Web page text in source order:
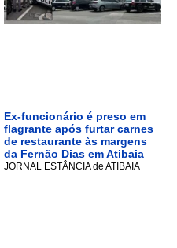
Ex-funcionário é preso em
flagrante após furtar carnes
de restaurante às margens
da Fernão Dias em Atibaia
JORNAL ESTÂNCIA de ATIBAIA